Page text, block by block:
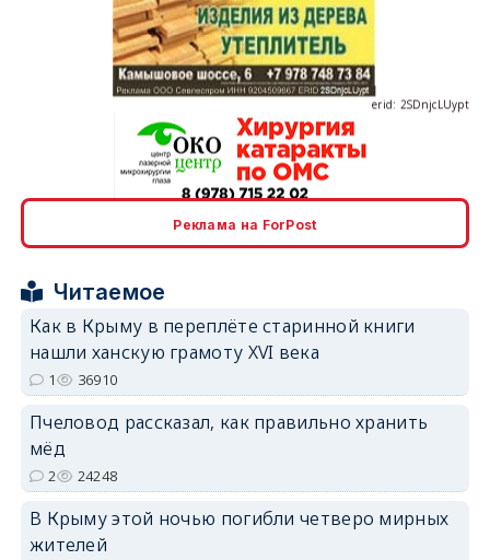
erid: 2SDnjcLUypt
Реклама на ForPost
Читаемое
Как в Крыму в переплёте старинной книги
нашли ханскую грамоту XVI века
1 36910
Пчеловод рассказал, как правильно хранить
мёд
2 24248
В Крыму этой ночью погибли четверо мирных
жителей